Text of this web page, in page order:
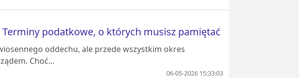
podatkowe, o których musisz pamiętać
oddechu, ale przede wszystkim okres
Choć...
06-05-2026 15:33:03